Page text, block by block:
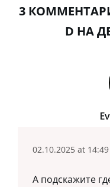
3
D НА
02.10.2025 at 14:49
А подскажите